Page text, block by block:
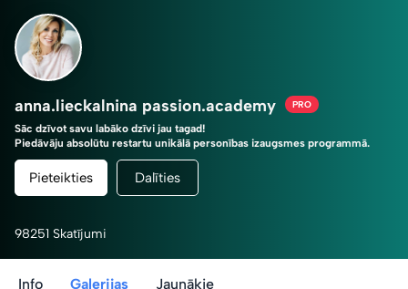
anna.lieckalnina passion.academy PRO
Sāc dzīvot savu labāko dzīvi jau tagad!
Piedāvāju absolūtu restartu unikālā personības izaugsmes programmā.
Tu esi savas dzīves režisors!
Pieteikties Dalīties
98251 Skatījumi
Info Galerijas Jaunākie